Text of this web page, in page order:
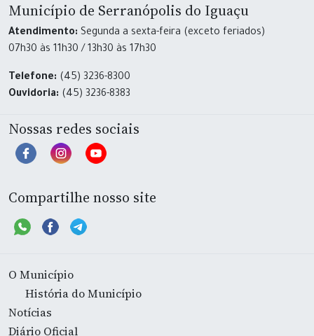
Município de Serranópolis do Iguaçu
Atendimento: Segunda a sexta-feira (exceto feriados)
07h30 às 11h30 / 13h30 às 17h30
Telefone: (45) 3236-8300
Ouvidoria: (45) 3236-8383
Nossas redes sociais
Compartilhe nosso site
O Município
História do Município
Notícias
Diário Oficial